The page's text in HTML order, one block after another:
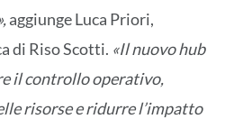
aggiunge Luca Priori,
di Riso Scotti. «Il nuovo hub
il controllo operativo,
risorse e ridurre l’impatto